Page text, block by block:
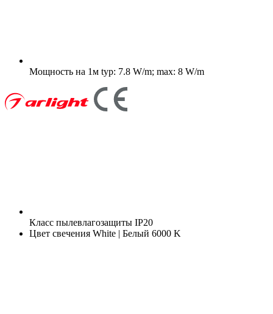
Мощность на 1м typ: 7.8 W/m; max: 8 W/m
Класс пылевлагозащиты IP20
Цвет свечения White | Белый 6000 K